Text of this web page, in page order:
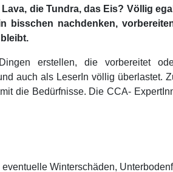
die Tundra, das Eis? Völlig
bisschen nachdenken,
erstellen, die vorbereitet
auch als LeserIn völlig überlastet.
die Bedürfnisse. Die CCA-
Winterschäden,